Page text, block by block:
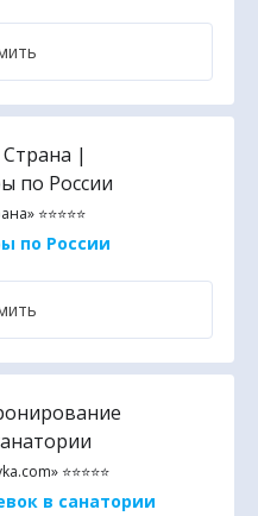
⭐⭐⭐⭐⭐
по России
⭐⭐⭐⭐⭐
в санатории